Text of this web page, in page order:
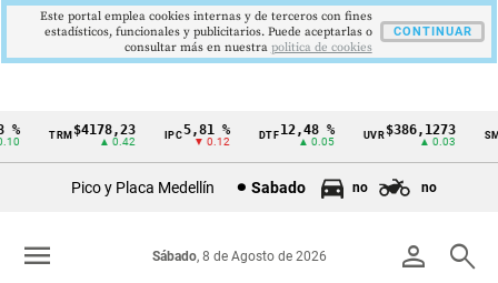
Cintillo
Colombia
TRM$4178,23
▲ 0.42
IPC5,81 %
▼ 0.12
DTF12,48 %
▲ 0.05
UVR$386,1273
▲ 0.03
Pico y Placa Medellín Sabado no no
person search
Sábado, 8 de Agosto de 2026
menu
Este portal emplea cookies internas y de terceros con fines
estadísticos, funcionales y publicitarios. Puede aceptarlas o
consultar más en nuestra politica de cookies
CONTINUAR